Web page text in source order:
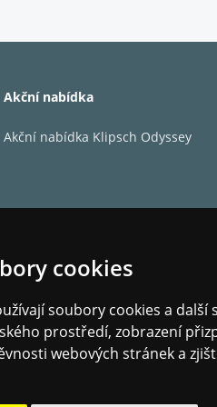
cookies
soubory cookies a další
prostředí, zobrazení
webových stránek a
Virtualization, Dolby
Akční nabídka
Akční nabídka Klipsch Odyssey